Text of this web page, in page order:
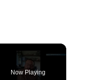
Now Playing